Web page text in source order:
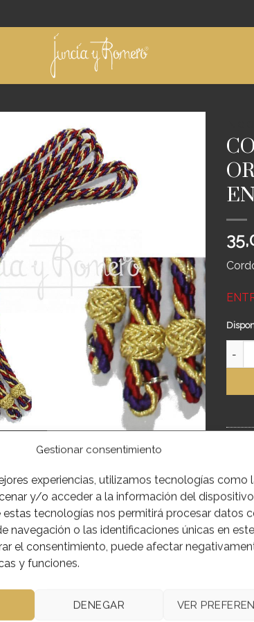
Gestionar consentimiento
experiencias, utilizamos tecnologías como
y/o acceder a la información del
tecnologías nos permitirá procesar datos
navegación o las identificaciones únicas en
el consentimiento, puede afectar
y funciones.
DENEGAR VER
ADICIONAL
de hermano 1 cabo de ORO ENTREFINO Y